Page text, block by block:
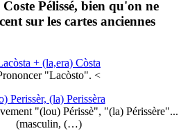
Coste Pélissé, bien qu'on ne
sur les cartes anciennes
+ (la,era) Còsta
"Lacòsto". <
Perissèr, (la) Perissèra
"(lou) Périssè", "(la) Périssère"...
(masculin, (…)